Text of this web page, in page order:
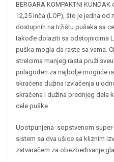
BERGARA KOMPAKTNI
12,25 inča (LOP), što je jedna od
dostupnih na tržištu pušaka sa
takođe dolaziti sa odstojnicima
puška mogla da raste sa vama.
strelcima manjeg rasta pruži
prilagođen za najbolje moguće
skraćena dužina izvlačenja u
skraćena i dužina prednjeg dela
cele puške.
Upotpunjena sopstvenom
sistem sa dva ušice sa kliznim
zatvaračem za obezbeđivanje